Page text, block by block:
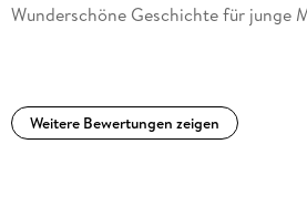
Wunderschöne Geschichte für junge
Weitere Bewertungen zeigen